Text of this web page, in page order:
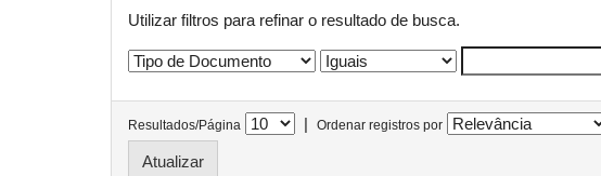
Utilizar filtros para refinar o resultado de busca.
Resultados/Página | Ordenar registros por